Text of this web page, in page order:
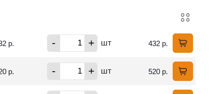
р. - + шт 432 р.
р. - + шт 520 р.